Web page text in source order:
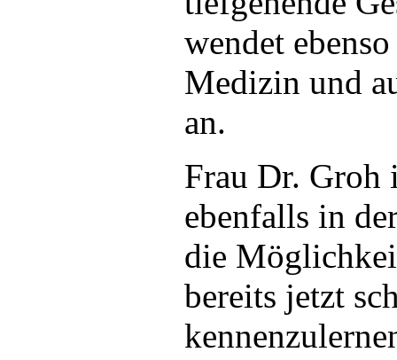
wendet
Medizin und
an.
Frau Dr. Groh
ebenfalls in
die
bereits jetzt